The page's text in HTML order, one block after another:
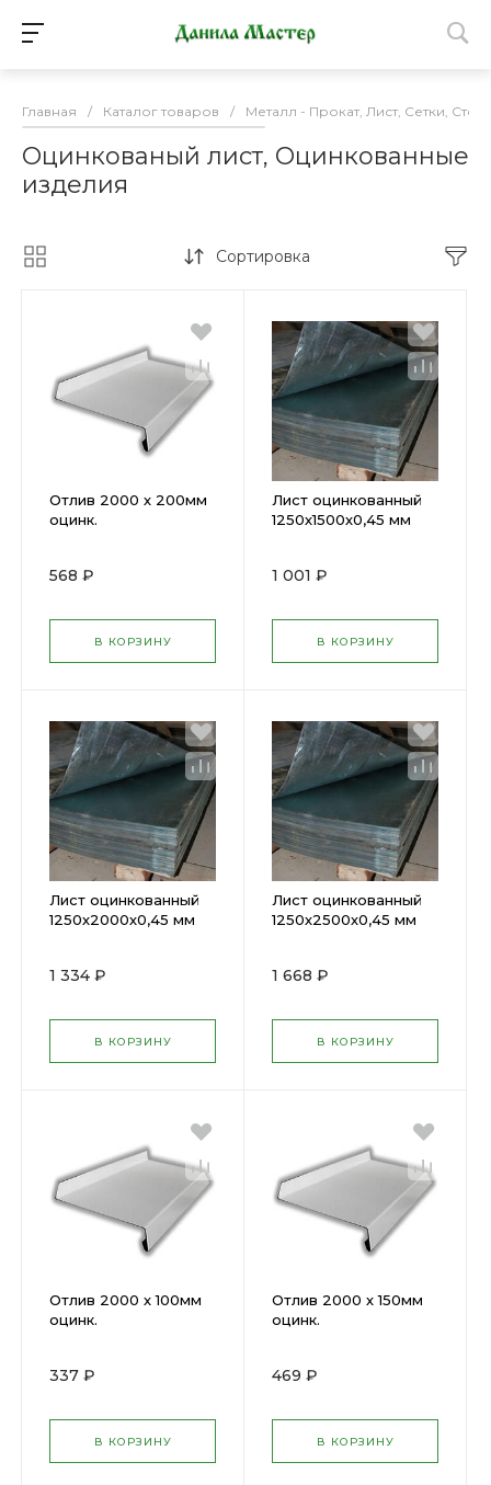
Главная / Каталог товаров / Металл - Прокат, Лист, Сетки,
Оцинкованый лист, Оцинкованные
изделия
Сортировка
Отлив 2000 х 200мм
оцинк.
568 ₽
В КОРЗИНУ
Лист оцинкованный
1250х1500х0,45 мм
1 001 ₽
В КОРЗИНУ
Лист оцинкованный
1250х2000х0,45 мм
1 334 ₽
В КОРЗИНУ
Лист оцинкованный
1250х2500х0,45 мм
1 668 ₽
В КОРЗИНУ
Отлив 2000 х 100мм
оцинк.
337 ₽
В КОРЗИНУ
Отлив 2000 х 150мм
оцинк.
469 ₽
В КОРЗИНУ